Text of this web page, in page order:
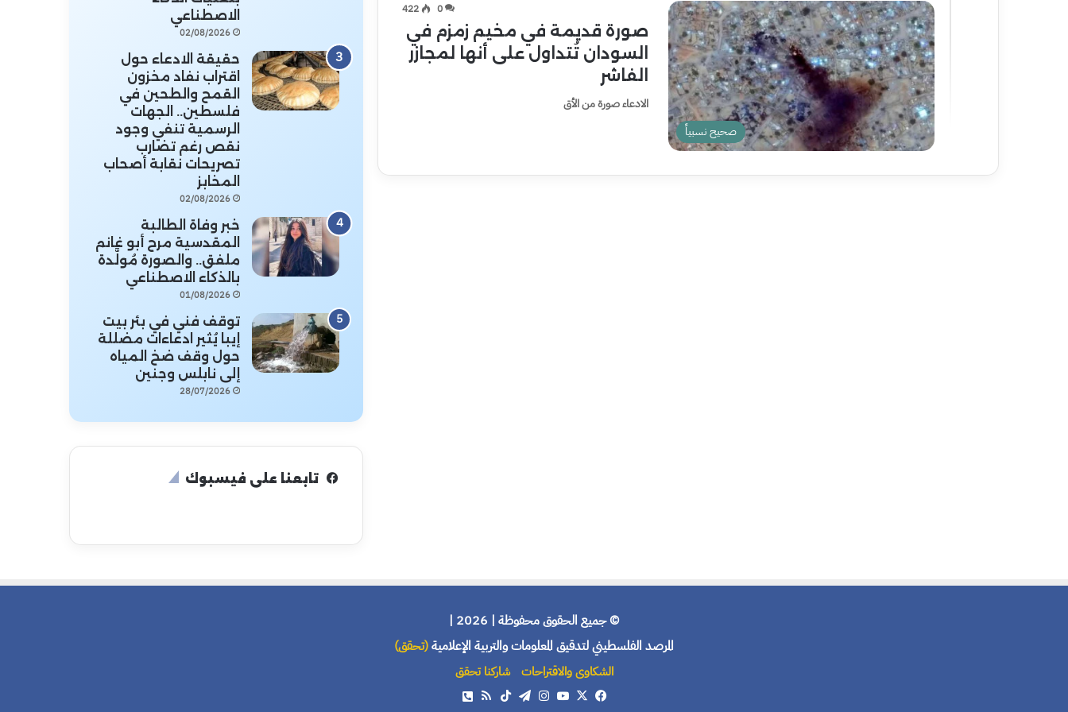
صحيح نسبياً
0
422
صورة قديمة في مخيم زمزم في
السودان تُتداول على أنها لمجازر
الفاشر
الادعاء صورة من الأق
الاصطناعي
02/08/2026
حقيقة الادعاء حول
اقتراب نفاد مخزون
القمح والطحين في
فلسطين.. الجهات
الرسمية تنفي وجود
نقص رغم تضارب
تصريحات نقابة أصحاب
المخابز
02/08/2026
خبر وفاة الطالبة
المقدسية مرح أبو غانم
ملفق.. والصورة مُولَّدة
بالذكاء الاصطناعي
01/08/2026
توقف فني في بئر بيت
إيبا يُثير ادعاءات مضللة
حول وقف ضخ المياه
إلى نابلس وجنين
28/07/2026
تابعنا على فيسبوك
© جميع الحقوق محفوظة | 2026 |
المرصد الفلسطيني لتدقيق المعلومات والتربية الإعلامية(تحقق)
الشكاوى والاقتراحات
شاركنا تحقق
فيسبوك
X يوتيوبانستقرامتيلقرام‫TikTokملخص